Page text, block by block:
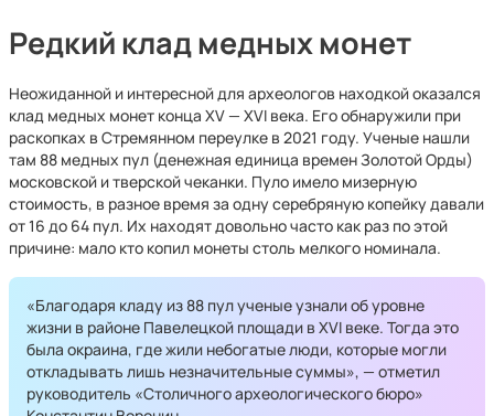
Редкий клад медных монет
Неожиданной и интересной для археологов находкой оказался
клад медных монет конца XV — XVI века. Его обнаружили при
раскопках в Стремянном переулке в 2021 году. Ученые нашли
там 88 медных пул (денежная единица времен Золотой Орды)
московской и тверской чеканки. Пуло имело мизерную
стоимость, в разное время за одну серебряную копейку давали
от 16 до 64 пул. Их находят довольно часто как раз по этой
причине: мало кто копил монеты столь мелкого номинала.
«Благодаря кладу из 88 пул ученые узнали об уровне
жизни в районе Павелецкой площади в XVI веке. Тогда это
была окраина, где жили небогатые люди, которые могли
откладывать лишь незначительные суммы», — отметил
руководитель «Столичного археологического бюро»